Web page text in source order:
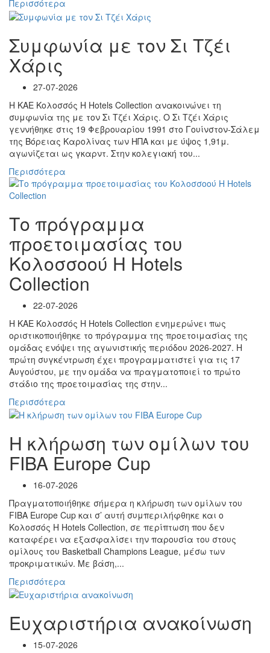
Περισσότερα
Συμφωνία με τον Σι Τζέι
Χάρις
27-07-2026
Η ΚΑΕ Κολοσσός H Hotels Collection ανακοινώνει τη
συμφωνία της με τον Σι Τζέι Χάρις. Ο Σι Τζέι Χάρις
γεννήθηκε στις 19 Φεβρουαρίου 1991 στο Γουίνστον-Σάλεμ
της Βόρειας Καρολίνας των ΗΠΑ και με ύψος 1,91μ.
αγωνίζεται ως γκαρντ. Στην κολεγιακή του...
Περισσότερα
Το πρόγραμμα
προετοιμασίας του
Κολοσσoού H Hotels
Collection
22-07-2026
Η ΚΑΕ Κολοσσός H Hotels Collection ενημερώνει πως
οριστικοποιήθηκε το πρόγραμμα της προετοιμασίας της
ομάδας ενόψει της αγωνιστικής περιόδου 2026-2027. Η
πρώτη συγκέντρωση έχει προγραμματιστεί για τις 17
Αυγούστου, με την ομάδα να πραγματοποιεί το πρώτο
στάδιο της προετοιμασίας της στην...
Περισσότερα
Η κλήρωση των ομίλων του
FIBA Europe Cup
16-07-2026
Πραγματοποιήθηκε σήμερα η κλήρωση των ομίλων του
FIBA Europe Cup και σ’ αυτή συμπεριλήφθηκε και ο
Κολοσσός H Hotels Collection, σε περίπτωση που δεν
καταφέρει να εξασφαλίσει την παρουσία του στους
ομίλους του Basketball Champions League, μέσω των
προκριματικών. Με βάση,...
Περισσότερα
Ευχαριστήρια ανακοίνωση
15-07-2026